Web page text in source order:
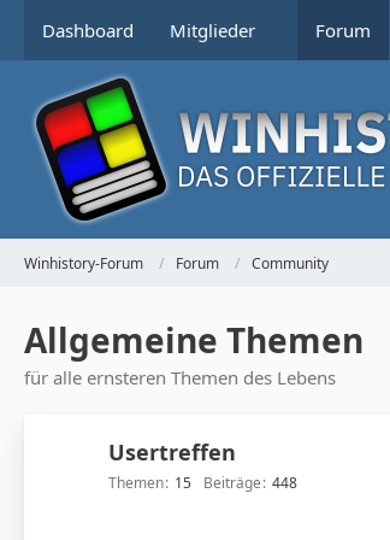
Dashboard Mitglieder Forum
Winhistory-Forum Forum Community
Allgemeine Themen
für alle ernsteren Themen des Lebens
Usertreffen
Themen 15 Beiträge 448